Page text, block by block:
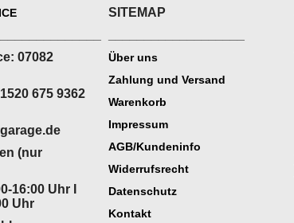
07082
675 9362
(nur
16:00 Uhr I
Uhr
SITEMAP
Über uns
Zahlung und Versand
Warenkorb
Impressum
AGB/Kundeninfo
Widerrufsrecht
Datenschutz
Kontakt